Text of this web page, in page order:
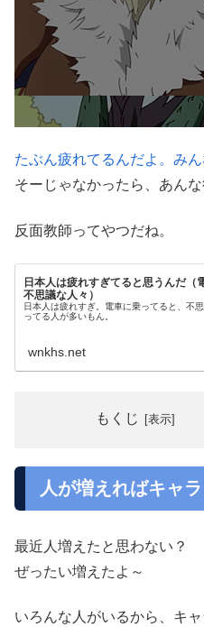
たぶん疲れてるんだよ。みん
そーじゃなかったら、あん
反面教師ってやつだね。
日本人は疲れすぎてると思うんだ（
不思議な人々）
日本人は疲れすぎ。電車に乗ってると、不
ってる人が多いもん。
wnkhs.net
もくじ
人が増えればキャ
最近人増えたと思わない？
ぜったい増えたよ～
いろんな人がいるから、キ